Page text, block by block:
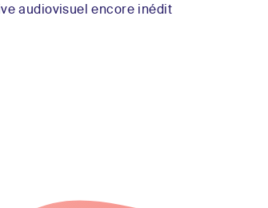
audiovisuel encore inédit